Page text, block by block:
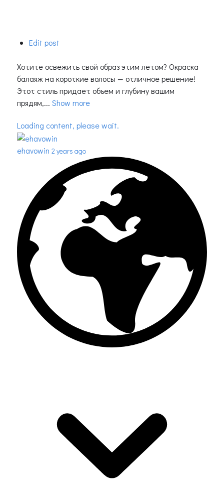
Edit post
Хотите освежить свой образ этим летом? Окраска
балаяж на короткие волосы — отличное решение!
Этот стиль придает объем и глубину вашим
прядям,... Show more
Loading content, please wait.
ehavowin 2 years ago